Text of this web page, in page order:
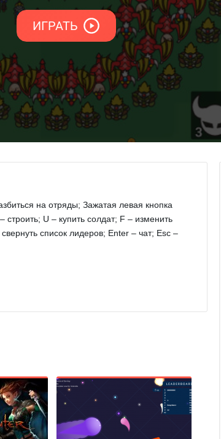
на отряды; Зажатая левая кнопка
U – купить солдат; F – изменить
список лидеров; Enter – чат; Esc –